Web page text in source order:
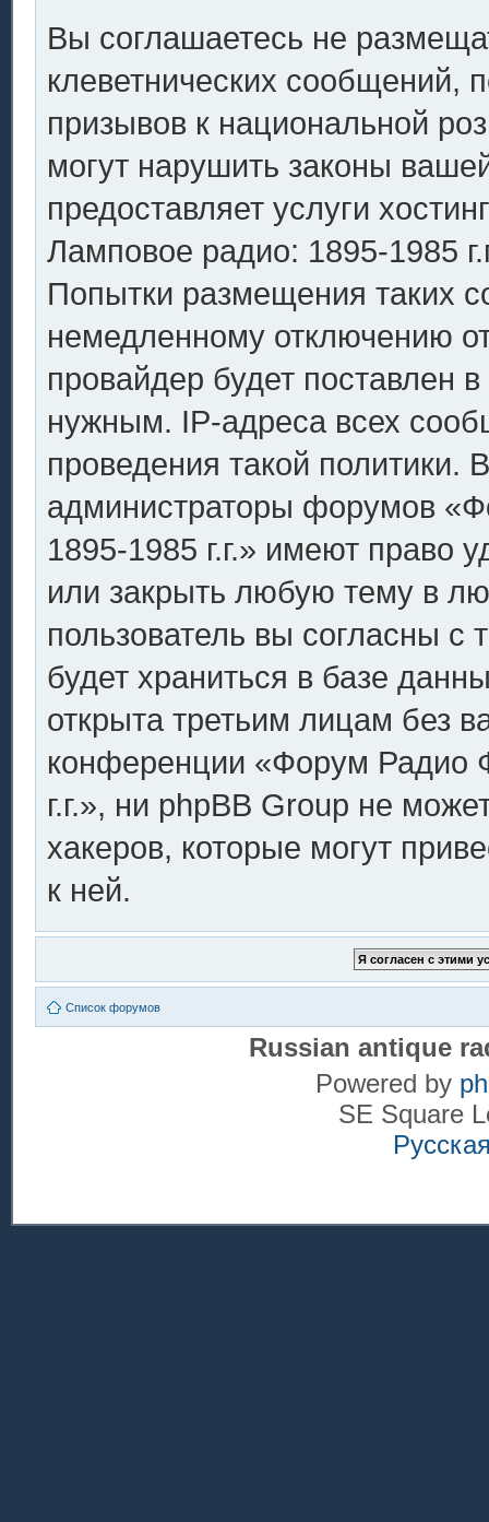
Вы соглашаетесь не
клеветнических сообщений,
призывов к национальной
могут нарушить законы
предоставляет услуги
Ламповое радио: 1895-1985
Попытки размещения таких
немедленному отключению
провайдер будет поставлен
нужным. IP-адреса всех
проведения такой политики.
администраторы форумов
1895-1985 г.г.» имеют право
или закрыть любую тему в
пользователь вы согласны
будет храниться в базе
открыта третьим лицам без
конференции «Форум Радио
г.г.», ни phpBB Group не
хакеров, которые могут
к ней.
Список форумов
Russian antique
Powered by
SE Square